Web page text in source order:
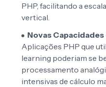
PHP, facilitando a
vertical.
Novas Capacidades
Aplicações PHP que
learning poderiam se
processamento
intensivas de cálculo